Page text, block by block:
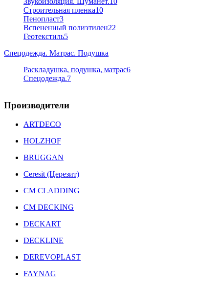
Строительная пленка10
Пенопласт3
Вспененный полиэтилен22
Геотекстиль5
Спецодежда. Матрас. Подушка
Раскладушка, подушка, матрас6
Спецодежда.7
Производители
ARTDECO
HOLZHOF
BRUGGAN
Ceresit (Церезит)
CM CLADDING
CM DECKING
DECKART
DECKLINE
DEREVOPLAST
FAYNAG